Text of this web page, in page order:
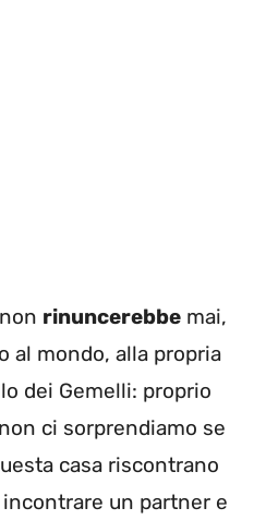
rinuncerebbe mai,
al mondo, alla propria
dei Gemelli: proprio
ci sorprendiamo se
casa riscontrano
un partner e